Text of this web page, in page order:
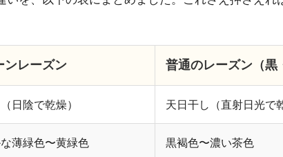
ンレーズン 普通のレーズン（黒
日陰で乾燥） 天日干し（直射日光で
薄緑色〜黄緑色 黒褐色〜濃い茶色